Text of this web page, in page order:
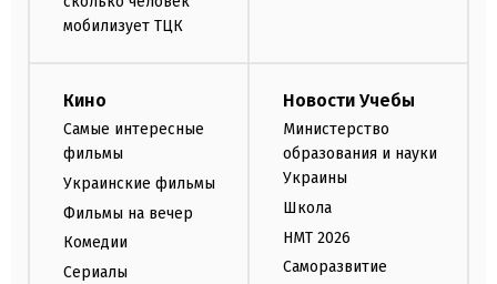
мобилизует ТЦК
Кино
Самые интересные
фильмы
Украинские фильмы
Фильмы на вечер
Комедии
Сериалы
Новости Учебы
Министерство
образования и науки
Украины
Школа
НМТ 2026
Саморазвитие